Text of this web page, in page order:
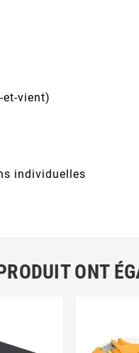
et-vient)
individuelles
ONT